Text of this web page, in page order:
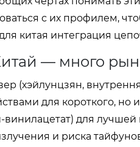
с их профилем,
китая интеграция
— много
(хэйлунцзян,
для короткого, но
для лучшей
и риска